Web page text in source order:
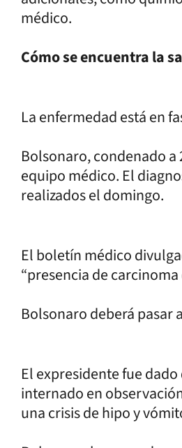
médico.
Cómo se encuentra la
La enfermedad está en
Bolsonaro, condenado
equipo médico. El
realizados el domingo.
El boletín médico
“presencia de
Bolsonaro deberá pasar
El expresidente fue
internado en
una crisis de hipo y